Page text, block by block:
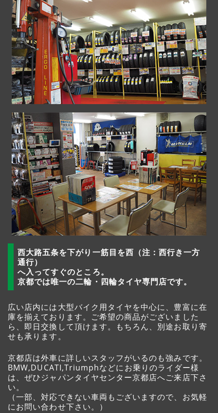
西大路五条を下がり一筋目を西（注：西行き一方
通行）
へ入ってすぐのところ。
京都では唯一の二輪・四輪タイヤ専門店です。
広い店内には大型バイク用タイヤを中心に、豊富に在
庫を揃えております。ご希望の商品がございました
ら、即日交換して頂けます。もちろん、別途お取り寄
せも承ります。
京都店は外車に詳しいスタッフがいるのも強みです。
BMW,DUCATI,Triumphなどにお乗りのライダー様
は、ぜひジャパンタイヤセンター京都店へご来店下さ
い。
（一部、対応できない車両もございますので、お気軽
にお問い合わせ下さい。）